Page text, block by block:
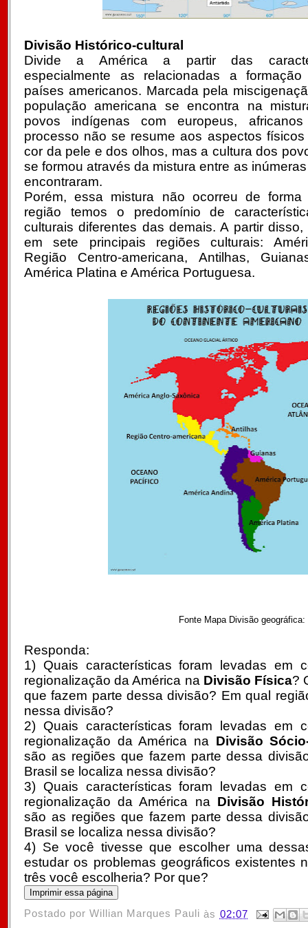
Divisão Histórico-cultural
Divide a América a partir das
especialmente as relacionadas a
países americanos. Marcada pela
população americana se encontra na
povos indígenas com europeus,
processo não se resume aos aspectos
cor da pele e dos olhos, mas a cultura dos
se formou através da mistura entre as
encontraram.
Porém, essa mistura não ocorreu de
região temos o predomínio de
culturais diferentes das demais. A partir
em sete principais regiões culturais:
Região Centro-americana, Antilhas,
América Platina e América Portuguesa.
Fonte Mapa Divisão geográfica:
Responda:
1) Quais características foram levadas em
regionalização da América na Divisão Física?
que fazem parte dessa divisão? Em qual
nessa divisão?
2) Quais características foram levadas em
regionalização da América na Divisão
são as regiões que fazem parte dessa
Brasil se localiza nessa divisão?
3) Quais características foram levadas em
regionalização da América na Divisão
são as regiões que fazem parte dessa
Brasil se localiza nessa divisão?
4) Se você tivesse que escolher uma
estudar os problemas geográficos existentes
três você escolheria? Por que?
Postado porWillian Marques Pauli às 02:07